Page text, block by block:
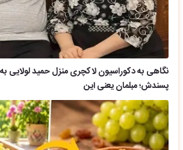
نگاهی به دکوراسیون لاکچری منزل حمید
پسندش؛ مبلمان یعنی این